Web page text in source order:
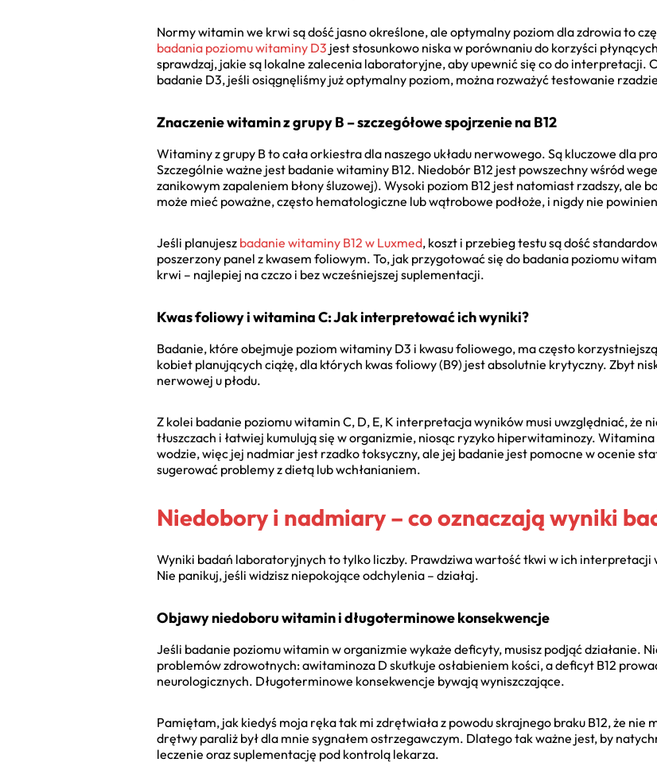
Normy witamin we krwi są dość jasno określone, ale optymalny poziom dla zdrowia to
badania poziomu witaminy D3 jest stosunkowo niska w porównaniu do korzyści
sprawdzaj, jakie są lokalne zalecenia laboratoryjne, aby upewnić się co do interpretacji.
badanie D3, jeśli osiągnęliśmy już optymalny poziom, można rozważyć testowanie
Znaczenie witamin z grupy B – szczegółowe spojrzenie na B12
Witaminy z grupy B to cała orkiestra dla naszego układu nerwowego. Są kluczowe dla
Szczególnie ważne jest badanie witaminy B12. Niedobór B12 jest powszechny wśród
zanikowym zapaleniem błony śluzowej). Wysoki poziom B12 jest natomiast rzadszy, ale
może mieć poważne, często hematologiczne lub wątrobowe podłoże, i nigdy nie
Jeśli planujesz badanie witaminy B12 w Luxmed, koszt i przebieg testu są dość
poszerzony panel z kwasem foliowym. To, jak przygotować się do badania poziomu
krwi – najlepiej na czczo i bez wcześniejszej suplementacji.
Kwas foliowy i witamina C: Jak interpretować ich wyniki?
Badanie, które obejmuje poziom witaminy D3 i kwasu foliowego, ma często
kobiet planujących ciążę, dla których kwas foliowy (B9) jest absolutnie krytyczny. Zbyt
nerwowej u płodu.
Z kolei badanie poziomu witamin C, D, E, K interpretacja wyników musi uwzględniać, że
tłuszczach i łatwiej kumulują się w organizmie, niosąc ryzyko hiperwitaminozy.
wodzie, więc jej nadmiar jest rzadko toksyczny, ale jej badanie jest pomocne w ocenie
sugerować problemy z dietą lub wchłanianiem.
Niedobory i nadmiary – co oznaczają wyniki
Wyniki badań laboratoryjnych to tylko liczby. Prawdziwa wartość tkwi w ich interpretacji
Nie panikuj, jeśli widzisz niepokojące odchylenia – działaj.
Objawy niedoboru witamin i długoterminowe konsekwencje
Jeśli badanie poziomu witamin w organizmie wykaże deficyty, musisz podjąć działanie.
problemów zdrowotnych: awitaminoza D skutkuje osłabieniem kości, a deficyt B12
neurologicznych. Długoterminowe konsekwencje bywają wyniszczające.
Pamiętam, jak kiedyś moja ręka tak mi zdrętwiała z powodu skrajnego braku B12, że nie
drętwy paraliż był dla mnie sygnałem ostrzegawczym. Dlatego tak ważne jest, by
leczenie oraz suplementację pod kontrolą lekarza.